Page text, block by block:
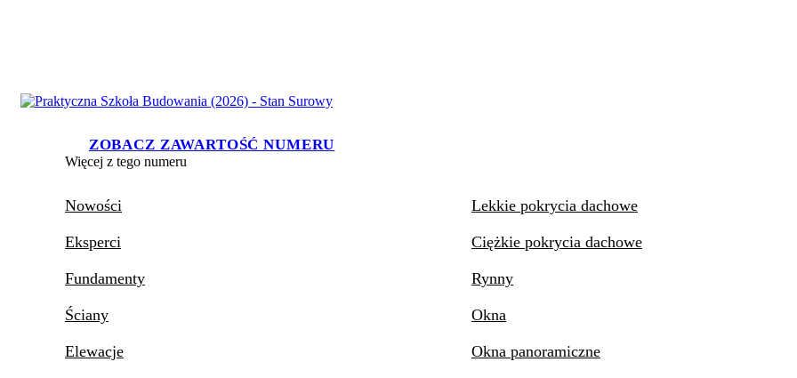
ZOBACZ ZAWARTOŚĆ NUMERU
Więcej z tego numeru
Nowości
Eksperci
Fundamenty
Ściany
Elewacje
Lekkie pokrycia dachowe
Ciężkie pokrycia dachowe
Rynny
Okna
Okna panoramiczne